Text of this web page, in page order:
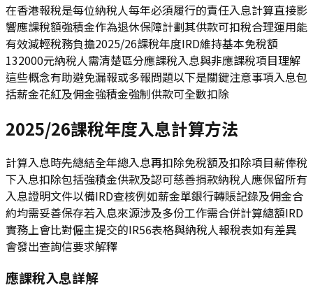
在香港報稅是每位納稅人每年必須履行的責任入息計算直接影
響應課稅額強積金作為退休保障計劃其供款可扣稅合理運用能
有效減輕稅務負擔2025/26課稅年度IRD維持基本免稅額
132000元納稅人需清楚區分應課稅入息與非應課稅項目理解
這些概念有助避免漏報或多報問題以下是關鍵注意事項入息包
括薪金花紅及佣金強積金強制供款可全數扣除
2025/26課稅年度入息計算方法
計算入息時先總結全年總入息再扣除免稅額及扣除項目薪俸稅
下入息扣除包括強積金供款及認可慈善捐款納稅人應保留所有
入息證明文件以備IRD查核例如薪金單銀行轉賬記錄及佣金合
約均需妥善保存若入息來源涉及多份工作需合併計算總額IRD
實務上會比對僱主提交的IR56表格與納稅人報稅表如有差異
會發出查詢信要求解釋
應課稅入息詳解